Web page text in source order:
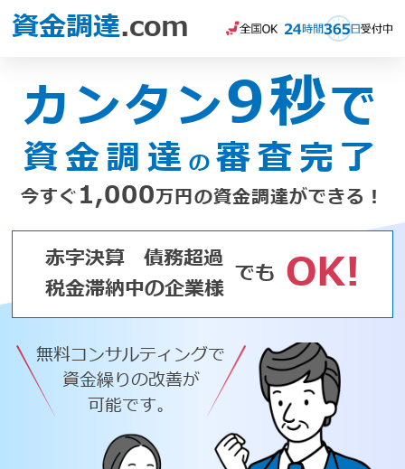
資金調達.com
カンタン9秒で
資金調達 の審査完了
今すぐ1,000万円の資金調達ができる！
赤字決算
債務超過
税金滞納中の企業様 でも OK!
無料コンサルティングで
資金繰りの改善が
可能です。